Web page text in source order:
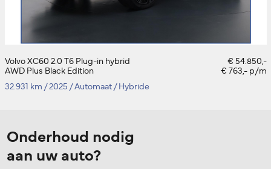
Volvo XC60 2.0 T6 Plug-in hybrid
AWD Plus Black Edition
€ 54.850,-
€ 763,- p/m
32.931 km /2025 /Automaat /Hybride
Onderhoud nodig
aan uw auto?